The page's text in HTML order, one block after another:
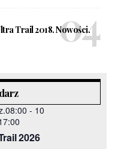
Trail 2018. Nowości.
- 10
2026